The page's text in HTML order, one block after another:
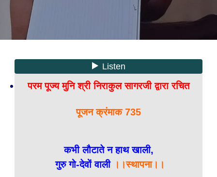
परम पूज्य मुनि श्री निराकुल सागरजी द्वारा रचित
पूजन क्रंमाक 735
कभी लौटाते न हाथ खाली,
गुरु गो-देवों वाली ।।स्थापना।।